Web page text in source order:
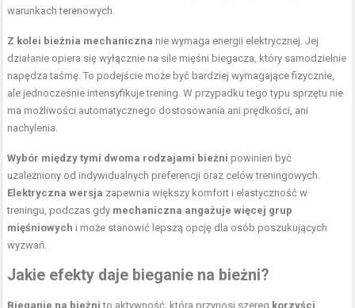
warunkach terenowych.
Z kolei bieżnia mechaniczna nie wymaga energii elektrycznej. Jej
działanie opiera się wyłącznie na sile mięśni biegacza, który samodzielnie
napędza taśmę. To podejście może być bardziej wymagające fizycznie,
ale jednocześnie intensyfikuje trening. W przypadku tego typu sprzętu nie
ma możliwości automatycznego dostosowania ani prędkości, ani
nachylenia.
Wybór między tymi dwoma rodzajami bieżni powinien być
uzależniony od indywidualnych preferencji oraz celów treningowych.
Elektryczna wersja zapewnia większy komfort i elastyczność w
treningu, podczas gdy mechaniczna angażuje więcej grup
mięśniowych i może stanowić lepszą opcję dla osób poszukujących
wyzwań.
Jakie efekty daje bieganie na bieżni?
Bieganie na bieżni to aktywność, która przynosi szereg korzyści